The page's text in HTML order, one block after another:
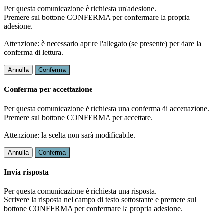
Per questa comunicazione è richiesta un'adesione.
Premere sul bottone CONFERMA per confermare la propria
adesione.
Attenzione: è necessario aprire l'allegato (se presente) per dare la
conferma di lettura.
Annulla Conferma
Conferma per accettazione
Per questa comunicazione è richiesta una conferma di accettazione.
Premere sul bottone CONFERMA per accettare.
Attenzione: la scelta non sarà modificabile.
Annulla Conferma
Invia risposta
Per questa comunicazione è richiesta una risposta.
Scrivere la risposta nel campo di testo sottostante e premere sul
bottone CONFERMA per confermare la propria adesione.